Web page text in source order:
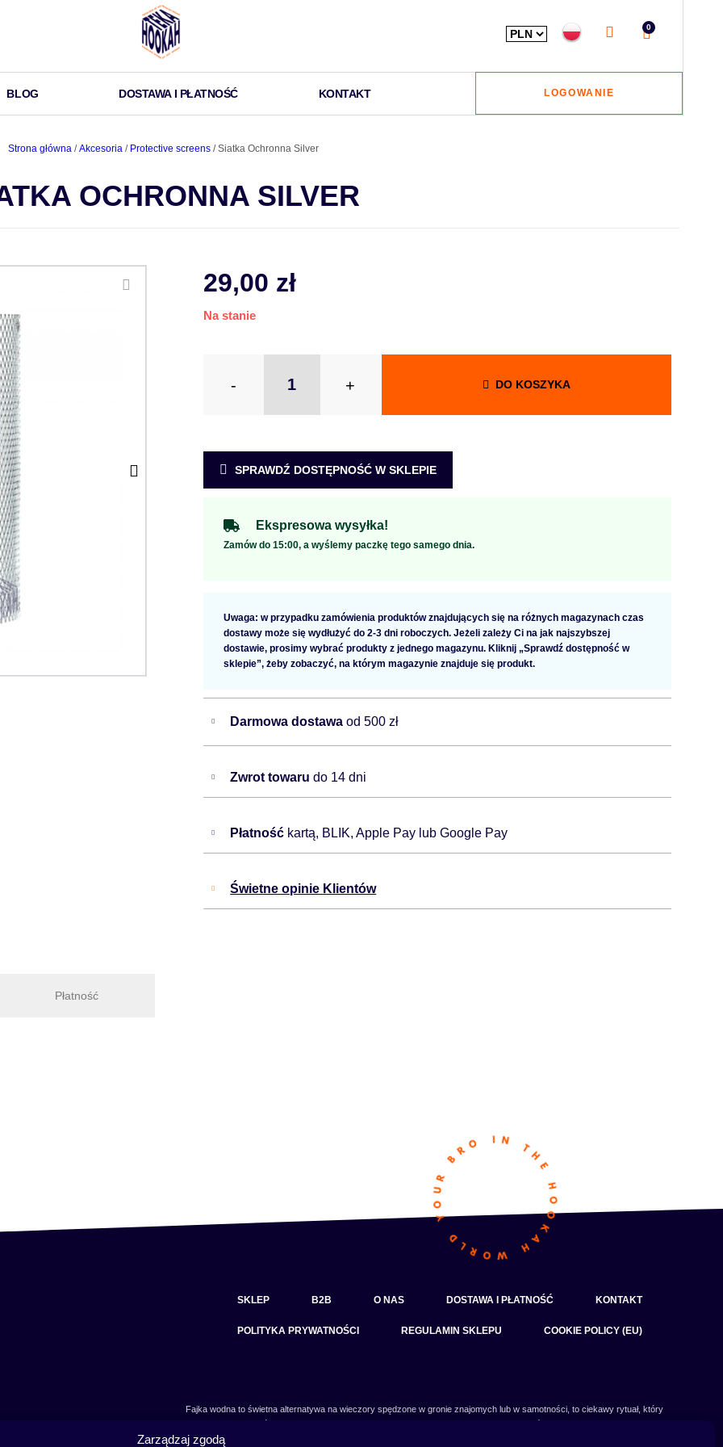
Zarządzaj zgodą
0
BLOG DOSTAWA I PŁATNOŚĆ KONTAKT LOGOWANIE
Strona główna/Akcesoria/ Protective screens/ Siatka Ochronna Silver
OCHRONNA SILVER
29,00 zł
Na stanie
- + DO KOSZYKA
SPRAWDŹ DOSTĘPNOŚĆ W SKLEPIE
Ekspresowa wysyłka!
Zamów do 15:00, a wyślemy paczkę tego samego dnia.
Uwaga: w przypadku zamówienia produktów znajdujących się na różnych magazynach czas
dostawy może się wydłużyć do 2-3 dni roboczych. Jeżeli zależy Ci na jak najszybszej
dostawie, prosimy wybrać produkty z jednego magazynu. Kliknij „Sprawdź dostępność w
sklepie”, żeby zobaczyć, na którym magazynie znajduje się produkt.
Darmowa dostawaod 500 zł
Zwrot towarudo 14 dni
Płatność kartą, BLIK, Apple Pay lub Google Pay
Świetne opinie Klientów
Płatność
SKLEP B2B O NAS DOSTAWA I PŁATNOŚĆ KONTAKT
POLITYKA PRYWATNOŚCI REGULAMIN SKLEPU COOKIE POLICY (EU)
Fajka wodna to świetna alternatywa na wieczory spędzone w gronie znajomych lub w samotności, to ciekawy rytuał, który
skradł serca wielu osób. Niezależnie od tego czy słowa:
tytoń do shishy
jeszcze nie, to miejsce jest idealne dla Ciebie! Odwiedź nasz